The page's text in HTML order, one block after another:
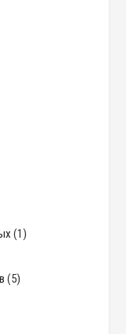
(1)
(5)